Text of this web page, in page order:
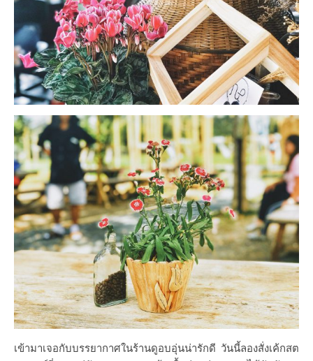
เข้ามาเจอกับบรรยากาศในร้านดูอบอุ่นน่ารักดี วันนี้ลองสั่งเค้กสต